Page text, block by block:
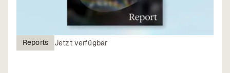
Reports Jetzt verfügbar